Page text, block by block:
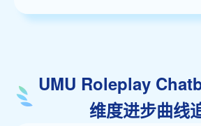
UMU Roleplay
维度进步曲线